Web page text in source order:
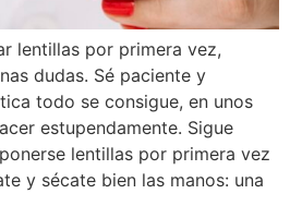
lentillas por primera vez,
dudas. Sé paciente y
todo se consigue, en unos
estupendamente. Sigue
lentillas por primera vez
y sécate bien las manos: una